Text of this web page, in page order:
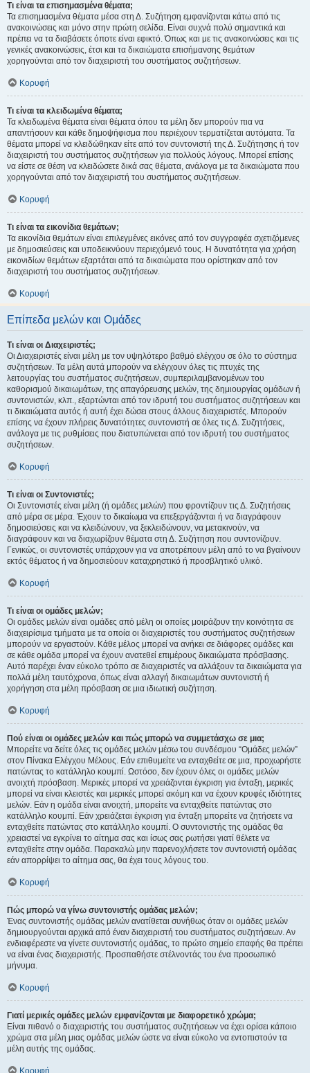
Τι είναι τα επισημασμένα θέματα;
Τα επισημασμένα θέματα μέσα στη Δ. Συζήτηση εμφανίζονται κάτω από τις
ανακοινώσεις και μόνο στην πρώτη σελίδα. Είναι συχνά πολύ σημαντικά και
πρέπει να τα διαβάσετε όποτε είναι εφικτό. Όπως και με τις ανακοινώσεις και τις
γενικές ανακοινώσεις, έτσι και τα δικαιώματα επισήμανσης θεμάτων
χορηγούνται από τον διαχειριστή του συστήματος συζητήσεων.
Κορυφή
Τι είναι τα κλειδωμένα θέματα;
Τα κλειδωμένα θέματα είναι θέματα όπου τα μέλη δεν μπορούν πια να
απαντήσουν και κάθε δημοψήφισμα που περιέχουν τερματίζεται αυτόματα. Τα
θέματα μπορεί να κλειδώθηκαν είτε από τον συντονιστή της Δ. Συζήτησης ή τον
διαχειριστή του συστήματος συζητήσεων για πολλούς λόγους. Μπορεί επίσης
να είστε σε θέση να κλειδώσετε δικά σας θέματα, ανάλογα με τα δικαιώματα που
χορηγούνται από τον διαχειριστή του συστήματος συζητήσεων.
Κορυφή
Τι είναι τα εικονίδια θεμάτων;
Τα εικονίδια θεμάτων είναι επιλεγμένες εικόνες από τον συγγραφέα σχετιζόμενες
με δημοσιεύσεις και υποδεικνύουν περιεχόμενό τους. Η δυνατότητα για χρήση
εικονιδίων θεμάτων εξαρτάται από τα δικαιώματα που ορίστηκαν από τον
διαχειριστή του συστήματος συζητήσεων.
Κορυφή
Επίπεδα μελών και Ομάδες
Τι είναι οι Διαχειριστές;
Οι Διαχειριστές είναι μέλη με τον υψηλότερο βαθμό ελέγχου σε όλο το σύστημα
συζητήσεων. Τα μέλη αυτά μπορούν να ελέγχουν όλες τις πτυχές της
λειτουργίας του συστήματος συζητήσεων, συμπεριλαμβανομένων του
καθορισμού δικαιωμάτων, της απαγόρευσης μελών, της δημιουργίας ομάδων ή
συντονιστών, κλπ., εξαρτώνται από τον ιδρυτή του συστήματος συζητήσεων και
τι δικαιώματα αυτός ή αυτή έχει δώσει στους άλλους διαχειριστές. Μπορούν
επίσης να έχουν πλήρεις δυνατότητες συντονιστή σε όλες τις Δ. Συζητήσεις,
ανάλογα με τις ρυθμίσεις που διατυπώνεται από τον ιδρυτή του συστήματος
συζητήσεων.
Κορυφή
Τι είναι οι Συντονιστές;
Οι Συντονιστές είναι μέλη (ή ομάδες μελών) που φροντίζουν τις Δ. Συζητήσεις
από μέρα σε μέρα. Έχουν το δικαίωμα να επεξεργάζονται ή να διαγράφουν
δημοσιεύσεις και να κλειδώνουν, να ξεκλειδώνουν, να μετακινούν, να
διαγράφουν και να διαχωρίζουν θέματα στη Δ. Συζήτηση που συντονίζουν.
Γενικώς, οι συντονιστές υπάρχουν για να αποτρέπουν μέλη από το να βγαίνουν
εκτός θέματος ή να δημοσιεύουν καταχρηστικό ή προσβλητικό υλικό.
Κορυφή
Τι είναι οι ομάδες μελών;
Οι ομάδες μελών είναι ομάδες από μέλη οι οποίες μοιράζουν την κοινότητα σε
διαχειρίσιμα τμήματα με τα οποία οι διαχειριστές του συστήματος συζητήσεων
μπορούν να εργαστούν. Κάθε μέλος μπορεί να ανήκει σε διάφορες ομάδες και
σε κάθε ομάδα μπορεί να έχουν ανατεθεί επιμέρους δικαιώματα πρόσβασης.
Αυτό παρέχει έναν εύκολο τρόπο σε διαχειριστές να αλλάξουν τα δικαιώματα για
πολλά μέλη ταυτόχρονα, όπως είναι αλλαγή δικαιωμάτων συντονιστή ή
χορήγηση στα μέλη πρόσβαση σε μια ιδιωτική συζήτηση.
Κορυφή
Πού είναι οι ομάδες μελών και πώς μπορώ να συμμετάσχω σε μια;
Μπορείτε να δείτε όλες τις ομάδες μελών μέσω του συνδέσμου “Ομάδες μελών”
στον Πίνακα Ελέγχου Μέλους. Εάν επιθυμείτε να ενταχθείτε σε μια, προχωρήστε
πατώντας το κατάλληλο κουμπί. Ωστόσο, δεν έχουν όλες οι ομάδες μελών
ανοιχτή πρόσβαση. Μερικές μπορεί να χρειάζονται έγκριση για ένταξη, μερικές
μπορεί να είναι κλειστές και μερικές μπορεί ακόμη και να έχουν κρυφές ιδιότητες
μελών. Εάν η ομάδα είναι ανοιχτή, μπορείτε να ενταχθείτε πατώντας στο
κατάλληλο κουμπί. Εάν χρειάζεται έγκριση για ένταξη μπορείτε να ζητήσετε να
ενταχθείτε πατώντας στο κατάλληλο κουμπί. Ο συντονιστής της ομάδας θα
χρειαστεί να εγκρίνει το αίτημα σας και ίσως σας ρωτήσει γιατί θέλετε να
ενταχθείτε στην ομάδα. Παρακαλώ μην παρενοχλήσετε τον συντονιστή ομάδας
εάν απορρίψει το αίτημα σας, θα έχει τους λόγους του.
Κορυφή
Πώς μπορώ να γίνω συντονιστής ομάδας μελών;
Ένας συντονιστής ομάδας μελών ανατίθεται συνήθως όταν οι ομάδες μελών
δημιουργούνται αρχικά από έναν διαχειριστή του συστήματος συζητήσεων. Αν
ενδιαφέρεστε να γίνετε συντονιστής ομάδας, το πρώτο σημείο επαφής θα πρέπει
να είναι ένας διαχειριστής. Προσπαθήστε στέλνοντάς του ένα προσωπικό
μήνυμα.
Κορυφή
Γιατί μερικές ομάδες μελών εμφανίζονται με διαφορετικό χρώμα;
Είναι πιθανό ο διαχειριστής του συστήματος συζητήσεων να έχει ορίσει κάποιο
χρώμα στα μέλη μιας ομάδας μελών ώστε να είναι εύκολο να εντοπιστούν τα
μέλη αυτής της ομάδας.
Κορυφή